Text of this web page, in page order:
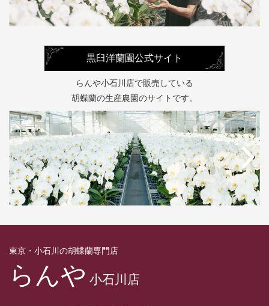
黒臼洋蘭園公式サイト
らんや小石川店で販売している
胡蝶蘭の生産農園のサイトです。
東京・小石川の胡蝶蘭専門店
らんや 小石川店